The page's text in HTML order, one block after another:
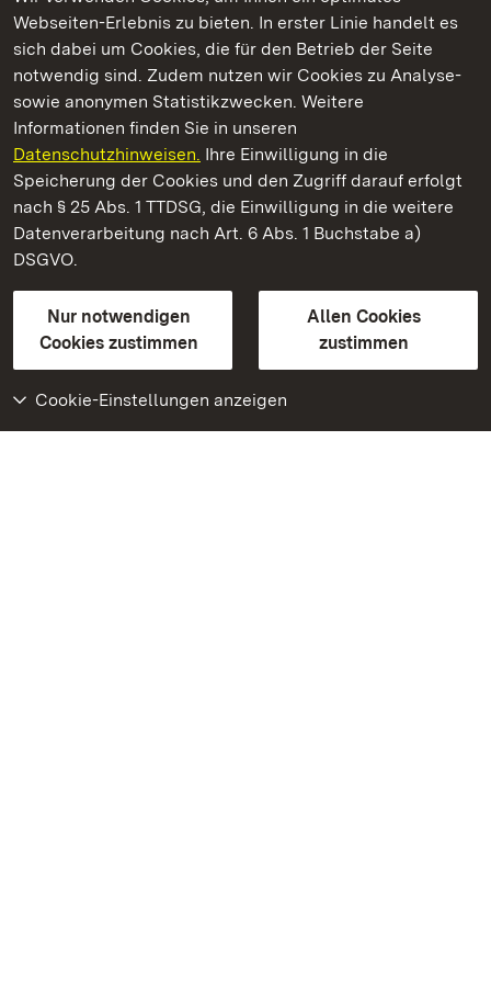
Webseiten-Erlebnis zu bieten. In erster Linie handelt es
sich dabei um Cookies, die für den Betrieb der Seite
notwendig sind. Zudem nutzen wir Cookies zu Analyse-
sowie anonymen Statistikzwecken. Weitere
Informationen finden Sie in unseren
Datenschutzhinweisen. Ihre Einwilligung in die
Speicherung der Cookies und den Zugriff darauf erfolgt
nach § 25 Abs. 1 TTDSG, die Einwilligung in die weitere
Datenverarbeitung nach Art. 6 Abs. 1 Buchstabe a)
DSGVO.
Nur notwendigen
Cookies zustimmen
Allen Cookies
zustimmen
Cookie-Einstellungen anzeigen
Kommen. Staunen. Genießen.
Kloster Schöntal
Staatliche Schlösser und Gärten Baden-Württemberg
Kontakt
GebärdenspracheLeichte Sprache
Erklärung zur Barrierefreiheit
BITV-konform (geprüfte Seiten)
Weiteres